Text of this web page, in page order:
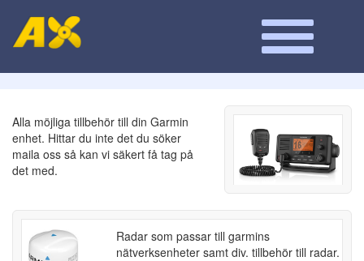
Alla möjliga tillbehör till din Garmin
enhet. Hittar du inte det du söker
maila oss så kan vi säkert få tag på
det med.
Radar som passar till garmins
nätverksenheter samt div. tillbehör till radar.